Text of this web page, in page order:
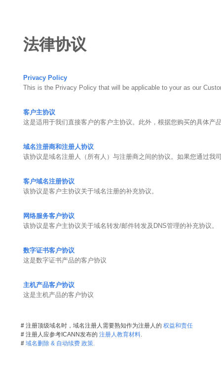
法律协议
Privacy Policy
This is the Privacy Policy that will be applicable to your as our
客户主协议
这是适用于我们直接客户的客户主协议。此外，根据您购买的具体产
域名注册商和注册人协议
该协议是域名注册人（所有人）与注册商之间的协议。如果您通过
客户域名注册协议
该协议是客户主协议关于域名注册的补充协议。
网络服务客户协议
该协议是客户主协议关于域名转发/邮件转发及DNS管理的补充协议。
数字证书客户协议
这是数字证书产品的客户协议
主机产品客户协议
这是主机产品的客户协议
# 注册顶级域名时，域名注册人需要熟知作为注册人的 权益和责任
# 注册人应参考ICANN发布的 注册人教育材料.
# 域名删除 & 自动续费 政策.